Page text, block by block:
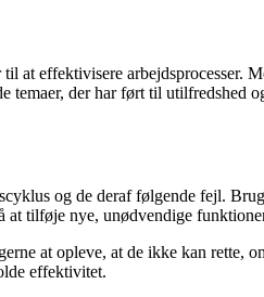
effektivisere arbejdsprocesser.
der har ført til utilfredshed
og de deraf følgende fejl.
tilføje nye, unødvendige
at opleve, at de ikke kan rette,
effektivitet.